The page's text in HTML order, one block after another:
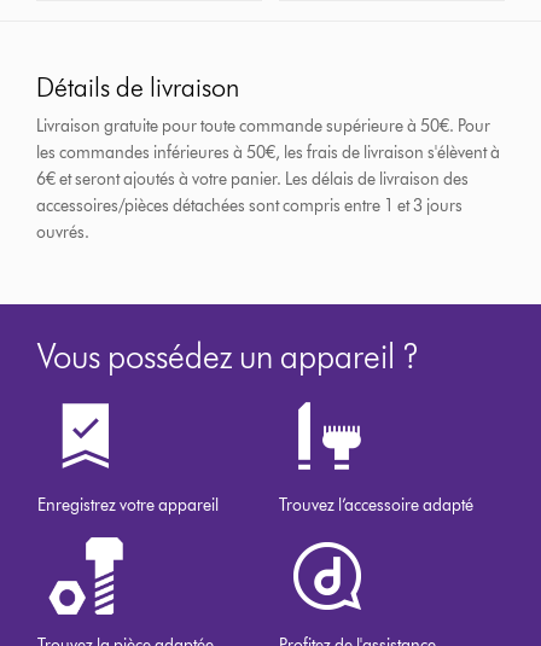
Détails de livraison
Livraison gratuite pour toute commande supérieure à 50€. Pour
les commandes inférieures à 50€, les frais de livraison s'élèvent à
6€ et seront ajoutés à votre panier. Les délais de livraison des
accessoires/pièces détachées sont compris entre 1 et 3 jours
ouvrés.
Vous possédez un appareil ?
Enregistrez votre appareil Trouvez l’accessoire adapté